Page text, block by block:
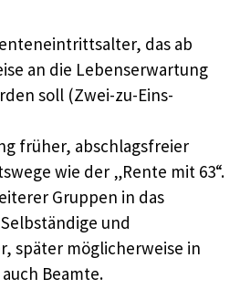
das ab
an die Lebenserwartung
soll (Zwei-zu-Eins-
früher, abschlagsfreier
wie der „Rente mit 63“.
Gruppen in das
und
später möglicherweise in
Beamte.